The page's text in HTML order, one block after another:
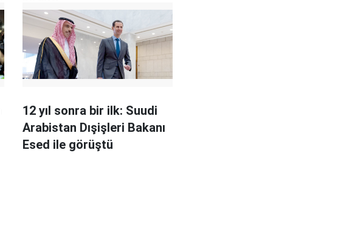
12 yıl sonra bir ilk: Suudi
Arabistan Dışişleri Bakanı
Esed ile görüştü